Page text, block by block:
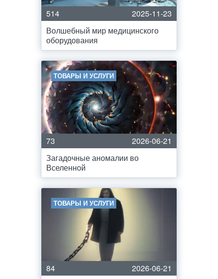
514
2025-11-23
Волшебный мир медицинского
оборудования
ТОВАРЫ И УСЛУГИ
73
2026-06-21
Загадочные аномалии во
Вселенной
ТОВАРЫ И УСЛУГИ
84
2026-06-21